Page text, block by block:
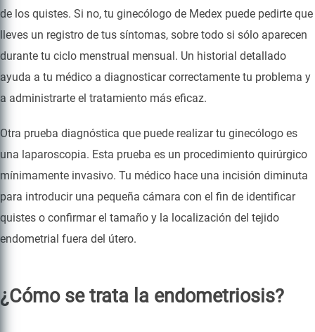
de los quistes. Si no, tu ginecólogo de Medex puede pedirte que
lleves un registro de tus síntomas, sobre todo si sólo aparecen
durante tu ciclo menstrual mensual. Un historial detallado
ayuda a tu médico a diagnosticar correctamente tu problema y
a administrarte el tratamiento más eficaz.
Otra prueba diagnóstica que puede realizar tu ginecólogo es
una laparoscopia. Esta prueba es un procedimiento quirúrgico
mínimamente invasivo. Tu médico hace una incisión diminuta
para introducir una pequeña cámara con el fin de identificar
quistes o confirmar el tamaño y la localización del tejido
endometrial fuera del útero.
¿Cómo se trata la endometriosis?